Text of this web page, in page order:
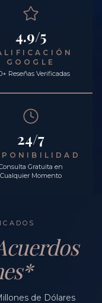
4.9/5
GOOGLE
Reseñas Verificadas
24/7
Gratuita en
Cualquier Momento
de Dólares